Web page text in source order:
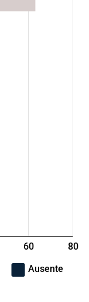
60 80
Ausente